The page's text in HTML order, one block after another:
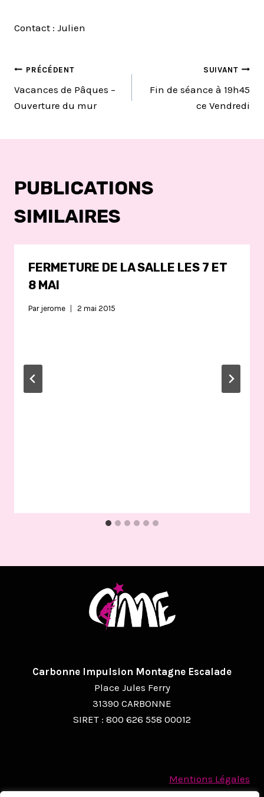
Contact : Julien
NAVIGATION
DE
PRÉCÉDENT
Vacances de Pâques –
Ouverture du mur
SUIVANT
Fin de séance à 19h45
ce Vendredi
PUBLICATIONS
SIMILAIRES
FERMETURE DE LA SALLE LES 7 ET
8 MAI
Par jerome 2 mai 2015
Carbonne Impulsion Montagne Escalade
Place Jules Ferry
31390 CARBONNE
SIRET : 800 626 558 00012
Mentions Légales